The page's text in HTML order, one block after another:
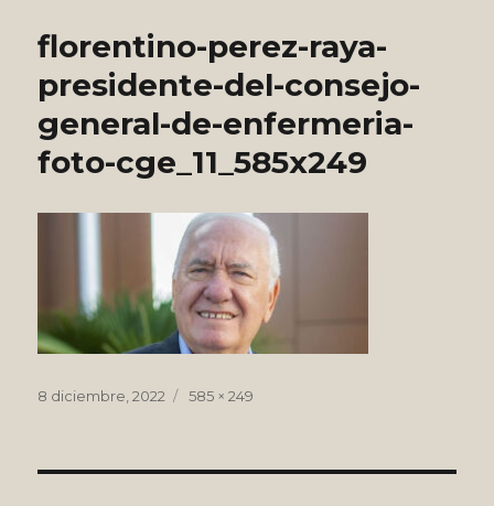
florentino-perez-raya-
presidente-del-consejo-
general-de-enfermeria-
foto-cge_11_585x249
Publicado
8 diciembre, 2022
Tamaño
585 × 249